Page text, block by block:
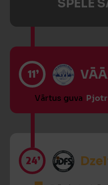
SPĒLE
11’
Vārtus guva
24’